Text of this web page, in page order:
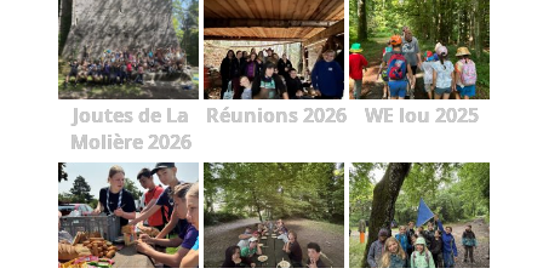
Joutes de La
Molière 2026
Réunions 2026 WE lou 2025